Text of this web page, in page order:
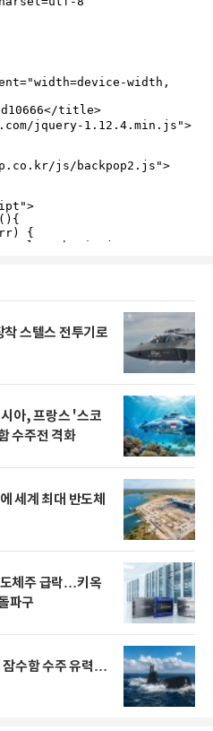
스텔스 전투기로
아, 프랑스 '스코
수주전 격화
세계 최대 반도체
체주 급락…키옥
파구
잠수함 수주 유력…